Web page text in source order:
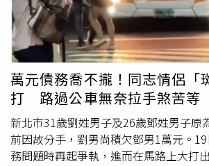
說：「這場吵架的戲，導演讓我們自由
瘋狂講流利英文，我很生氣對她說：『
沒笑場，我覺得很棒。」他表示當下他
應：「吵就吵，講英文幹嘛啦！我又聽
（右）先向女友報備後才與申力安演出
瑞提供）申力安說，MV中她有一場崩潰
上的東西，「我後來發現我做的美甲片
是很激動！」她說，MV裡分手的情緒是
但真實生活中，自己分手後通常「偏快
「因為我發現兩人不適合，決定分手後
萬元債務喬不攏！同志情侶「
打 路過公車無奈拉手煞苦等
新北市31歲劉姓男子及26歲鄧姓男子原
前因故分手，劉男尚積欠鄧男1萬元。
務問題時再起爭執，進而在馬路上大打